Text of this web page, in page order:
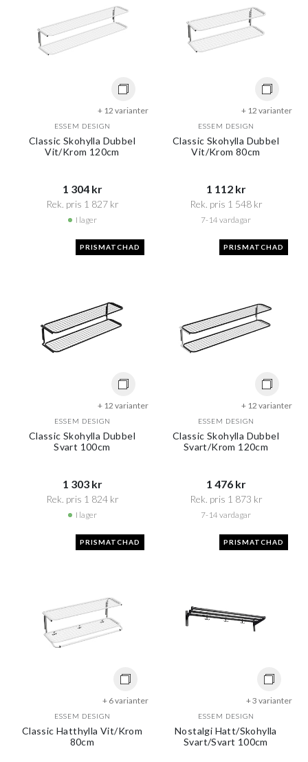
+ 12 varianter
ESSEM DESIGN
Classic Skohylla Dubbel
Vit/Krom 120cm
1 304 kr​​
Rek. pris 1 827 kr​​
I lager
+ 12 varianter
ESSEM DESIGN
Classic Skohylla Dubbel
Vit/Krom 80cm
1 112 kr​​
Rek. pris 1 548 kr​​
7-14 vardagar
PRISMATCHAD
+ 12 varianter
ESSEM DESIGN
Classic Skohylla Dubbel
Svart 100cm
1 303 kr​​
Rek. pris 1 824 kr​​
I lager
PRISMATCHAD
+ 12 varianter
ESSEM DESIGN
Classic Skohylla Dubbel
Svart/Krom 120cm
1 476 kr​​
Rek. pris 1 873 kr​​
7-14 vardagar
PRISMATCHAD
+ 6 varianter
ESSEM DESIGN
Classic Hatthylla Vit/Krom
80cm
PRISMATCHAD
+ 3 varianter
ESSEM DESIGN
Nostalgi Hatt/Skohylla
Svart/Svart 100cm